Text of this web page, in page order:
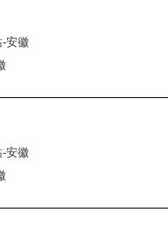
-安徽
-安徽